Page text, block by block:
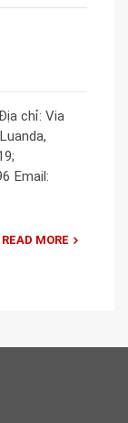
chỉ: Via
Email:
READ MORE